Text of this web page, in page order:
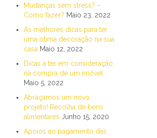
Mudanças sem stress? –
Como fazer? Maio 23, 2022
As melhores dicas para ter
uma ótima decoração na sua
casa Maio 12, 2022
Dicas a ter em consideração
na compra de um imóvel
Maio 5, 2022
Abraçamos um novo
projeto! Recolha de bens
alimentares Junho 15, 2020
Apoios ao pagamento das